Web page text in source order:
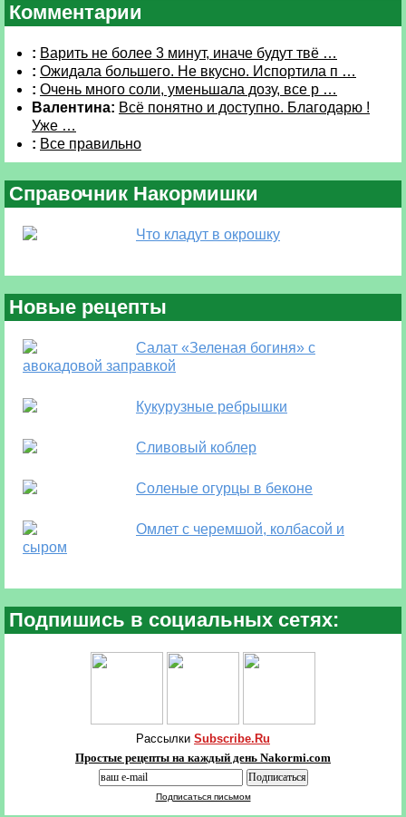
Комментарии
: Варить не более 3 минут, иначе будут твё …
: Ожидала большего. Не вкусно. Испортила п …
: Очень много соли, уменьшала дозу, все р …
Валентина: Всё понятно и доступно. Благодарю !
Уже …
: Все правильно
Справочник Накормишки
Что кладут в окрошку
Новые рецепты
Салат «Зеленая богиня» с
авокадовой заправкой
Кукурузные ребрышки
Сливовый коблер
Соленые огурцы в беконе
Омлет с черемшой, колбасой и
сыром
Подпишись в социальных сетях:
Рассылки Subscribe.Ru
Простые рецепты на каждый день Nakormi.com
Подписаться письмом